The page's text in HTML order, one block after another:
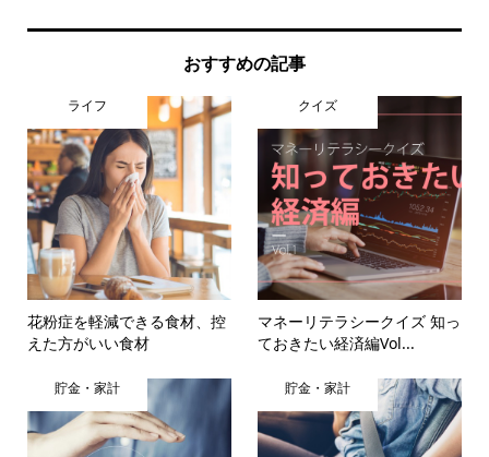
おすすめの記事
ライフ
花粉症を軽減できる食材、控
えた方がいい食材
クイズ
マネーリテラシークイズ 知っ
ておきたい経済編Vol...
貯金・家計 貯金・家計